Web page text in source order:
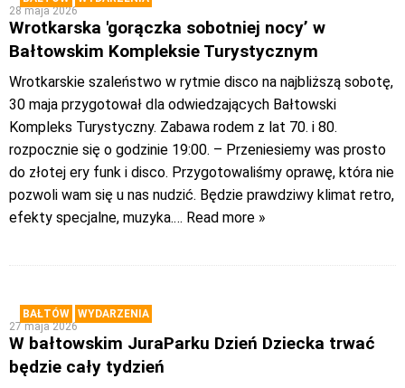
28 maja 2026
Wrotkarska 'gorączka sobotniej nocy’ w
Bałtowskim Kompleksie Turystycznym
Wrotkarskie szaleństwo w rytmie disco na najbliższą sobotę,
30 maja przygotował dla odwiedzających Bałtowski
Kompleks Turystyczny. Zabawa rodem z lat 70. i 80.
rozpocznie się o godzinie 19:00. – Przeniesiemy was prosto
do złotej ery funk i disco. Przygotowaliśmy oprawę, która nie
pozwoli wam się u nas nudzić. Będzie prawdziwy klimat retro,
efekty specjalne, muzyka.… Read more »
BAŁTÓW
WYDARZENIA
27 maja 2026
W bałtowskim JuraParku Dzień Dziecka trwać
będzie cały tydzień